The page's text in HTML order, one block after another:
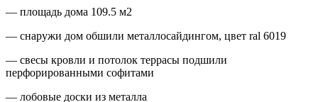
— площадь дома 109.5 м2
— снаружи дом обшили металлосайдингом, цвет ral 6019
— свесы кровли и потолок террасы подшили
перфорированными софитами
— лобовые доски из металла